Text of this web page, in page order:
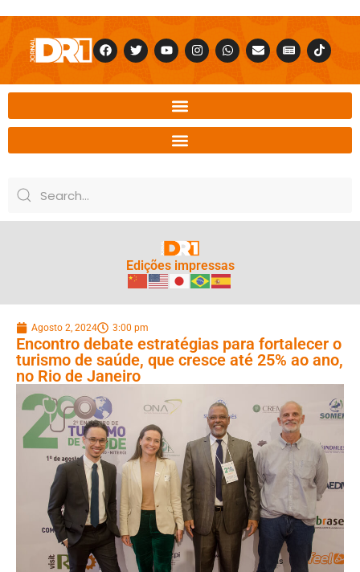
Edições impressas
Agosto 2, 2024 3:00 pm
Encontro debate estratégias para fortalecer o
turismo de saúde, que cresce até 25% ao ano,
no Rio de Janeiro